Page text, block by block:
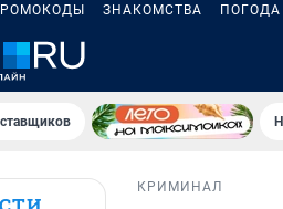
ЗНАКОМСТВА ПОГОДА
КРИМИНАЛ